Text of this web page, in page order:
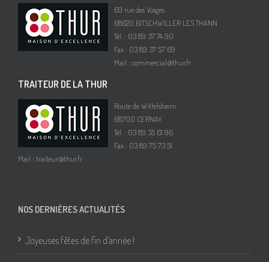
69 rue des Vosges
68620 BITSCHWILLER LES THANN
Tél. : 03 89 37 74 90
Fax : 03 89 37 57 69
Mail : commercial@thur.fr
TRAITEUR DE LA THUR
Route de Wittelsheim
68700 CERNAY
Tél. : 03 89 35 61 96
Fax : 03 89 75 73 51
Mail : traiteur@thur.fr
NOS DERNIÈRES ACTUALITÉS
Joyeuses fêtes de fin d’année !